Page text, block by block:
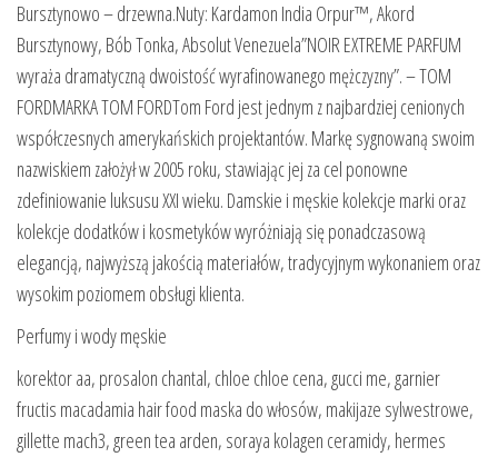
Bursztynowo – drzewna.Nuty: Kardamon India Orpur™, Akord
Bursztynowy, Bób Tonka, Absolut Venezuela”NOIR EXTREME PARFUM
wyraża dramatyczną dwoistość wyrafinowanego mężczyzny”. – TOM
FORDMARKA TOM FORDTom Ford jest jednym z najbardziej cenionych
współczesnych amerykańskich projektantów. Markę sygnowaną swoim
nazwiskiem założył w 2005 roku, stawiając jej za cel ponowne
zdefiniowanie luksusu XXI wieku. Damskie i męskie kolekcje marki oraz
kolekcje dodatków i kosmetyków wyróżniają się ponadczasową
elegancją, najwyższą jakością materiałów, tradycyjnym wykonaniem oraz
wysokim poziomem obsługi klienta.
Perfumy i wody męskie
korektor aa, prosalon chantal, chloe chloe cena, gucci me, garnier
fructis macadamia hair food maska do włosów, makijaze sylwestrowe,
gillette mach3, green tea arden, soraya kolagen ceramidy, hermes